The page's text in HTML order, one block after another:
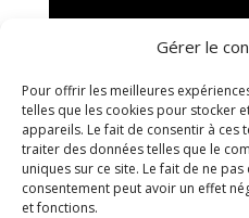
Gérer le
Pour offrir les meilleures
telles que les cookies pour stocker
appareils. Le fait de consentir à
traiter des données telles que le
uniques sur ce site. Le fait de ne
consentement peut avoir un effet
et fonctions.